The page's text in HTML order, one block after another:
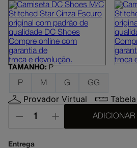
TAMANHO: P
P M G GG
Provador Virtual
10º regata